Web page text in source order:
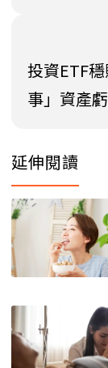
投資ETF
事」資產
延伸閱讀